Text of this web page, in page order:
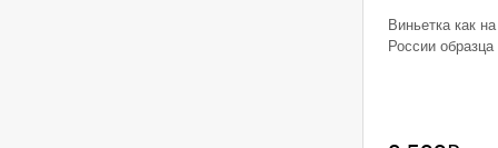
Виньетка как
России образца